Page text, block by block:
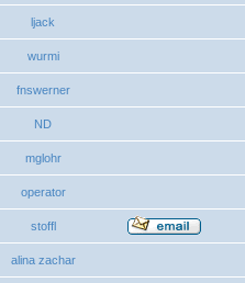
ljack
wurmi
fnswerner
ND
mglohr
operator
stoffl
alina zachar